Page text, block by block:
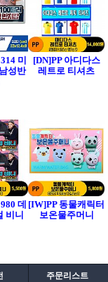
미
성반
[DN]PP 아디다스
레트로 티셔츠
데
비니
[IW]PP 동물캐릭터
보온물주머니
주문리스트